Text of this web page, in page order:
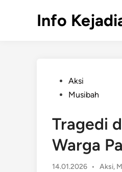
Info
PostedAksi
Musibah
Tragedi
Warga
14.01.2026 •
Posted
Aksi,